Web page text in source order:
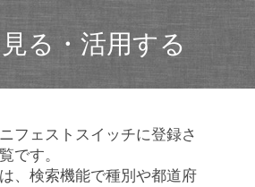
る・活用する
フェストスイッチに登録さ
です。
、検索機能で種別や都道府